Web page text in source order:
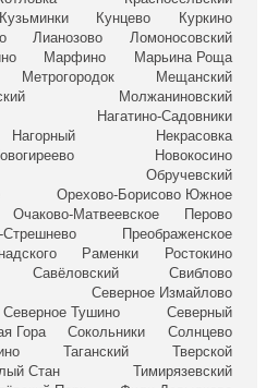
Кузьминки Кунцево
Куркино
Лианозово
Ломоносовский
Марфино
Марьина Роща
Метрогородок
Мещанский
Молжаниновский
Нагатино-Садовники
Нагорный
Некрасовка
Новокосино
Обручевский
Орехово-Борисово Южное
Очаково-Матвеевское
Перово
Стрешнево Преображенское
Раменки
Ростокино
Савёловский
Свиблово
Северное Измайлово
Северное Тушино
Северный
Гора Сокольники
Солнцево
Таганский
Тверской
Стан
Тимирязевский